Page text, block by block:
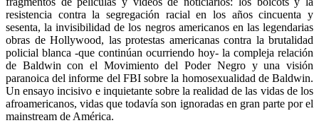
resistencia contra la segregación racial en los años cincuenta y
sesenta, la invisibilidad de los negros americanos en las legendarias
obras de Hollywood, las protestas americanas contra la brutalidad
policial blanca -que continúan ocurriendo hoy- la compleja relación
de Baldwin con el Movimiento del Poder Negro y una visión
paranoica del informe del FBI sobre la homosexualidad de Baldwin.
Un ensayo incisivo e inquietante sobre la realidad de las vidas de los
afroamericanos, vidas que todavía son ignoradas en gran parte por el
mainstream de América.